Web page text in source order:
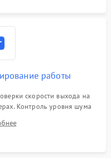
работы
скорости выхода на
Контроль уровня шума
стенок и корректного
оттайки.